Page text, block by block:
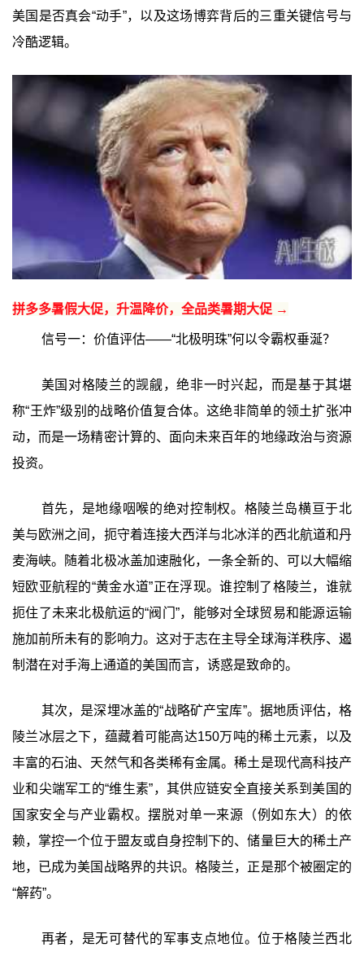
美国是否真会“动手”，以及这场博弈背后的三重关键信号与
冷酷逻辑。
拼多多暑假大促，升温降价，全品类暑期大促 →
信号一：价值评估——“北极明珠”何以令霸权垂涎？
美国对格陵兰的觊觎，绝非一时兴起，而是基于其堪
称“王炸”级别的战略价值复合体。这绝非简单的领土扩张冲
动，而是一场精密计算的、面向未来百年的地缘政治与资源
投资。
首先，是地缘咽喉的绝对控制权。格陵兰岛横亘于北
美与欧洲之间，扼守着连接大西洋与北冰洋的西北航道和丹
麦海峡。随着北极冰盖加速融化，一条全新的、可以大幅缩
短欧亚航程的“黄金水道”正在浮现。谁控制了格陵兰，谁就
扼住了未来北极航运的“阀门”，能够对全球贸易和能源运输
施加前所未有的影响力。这对于志在主导全球海洋秩序、遏
制潜在对手海上通道的美国而言，诱惑是致命的。
其次，是深埋冰盖的“战略矿产宝库”‍。据地质评估，格
陵兰冰层之下，蕴藏着可能高达150万吨的稀土元素，以及
丰富的石油、天然气和各类稀有金属。稀土是现代高科技产
业和尖端军工的“维生素”，其供应链安全直接关系到美国的
国家安全与产业霸权。摆脱对单一来源（例如东大）的依
赖，掌控一个位于盟友或自身控制下的、储量巨大的稀土产
地，已成为美国战略界的共识。格陵兰，正是那个被圈定的
“解药”。
再者，是无可替代的军事支点地位。位于格陵兰西北